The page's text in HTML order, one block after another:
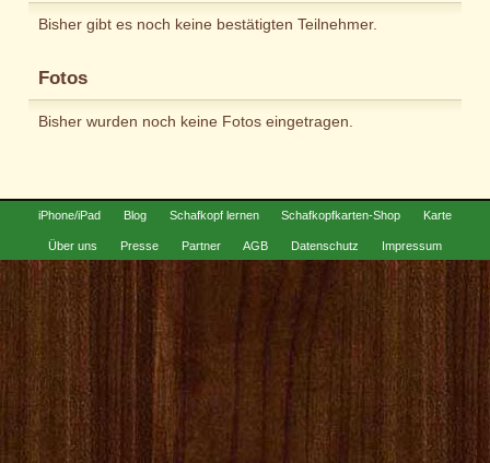
Bisher gibt es noch keine bestätigten Teilnehmer.
Fotos
Bisher wurden noch keine Fotos eingetragen.
iPhone/iPad Blog Schafkopf lernen Schafkopfkarten-Shop Karte
Über uns Presse Partner AGB Datenschutz Impressum